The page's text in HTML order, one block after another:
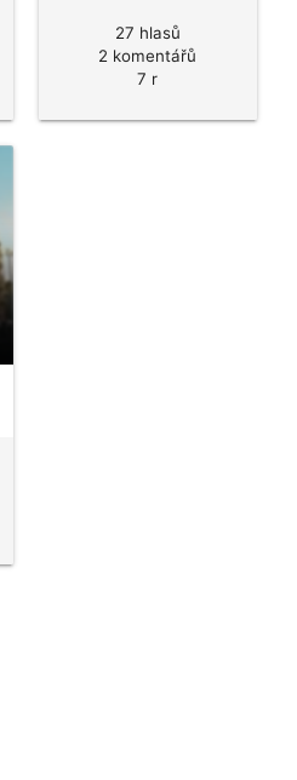
27 hlasů
2 komentářů
7 r